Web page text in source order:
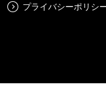
プライバシーポリシ